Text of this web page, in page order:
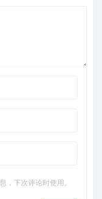
，下次评论时使用。